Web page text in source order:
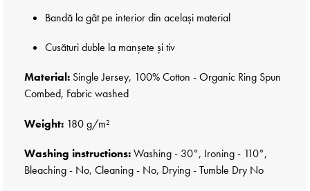
Bandă la gât pe interior din același material
Cusături duble la manșete și tiv
Material: Single Jersey, 100% Cotton - Organic Ring Spun
Combed, Fabric washed
Weight: 180 g/m²
Washing instructions:Washing - 30°, Ironing - 110°,
Bleaching - No, Cleaning - No, Drying - Tumble Dry No